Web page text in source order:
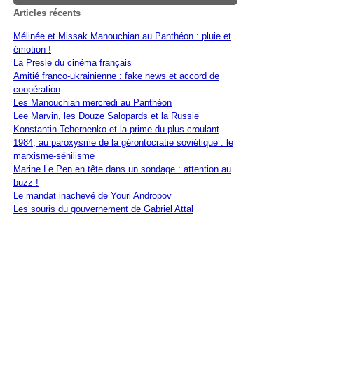
Articles récents
Mélinée et Missak Manouchian au Panthéon : pluie et
émotion !
La Presle du cinéma français
Amitié franco-ukrainienne : fake news et accord de
coopération
Les Manouchian mercredi au Panthéon
Lee Marvin, les Douze Salopards et la Russie
Konstantin Tchernenko et la prime du plus croulant
1984, au paroxysme de la gérontocratie soviétique : le
marxisme-sénilisme
Marine Le Pen en tête dans un sondage : attention au
buzz !
Le mandat inachevé de Youri Andropov
Les souris du gouvernement de Gabriel Attal